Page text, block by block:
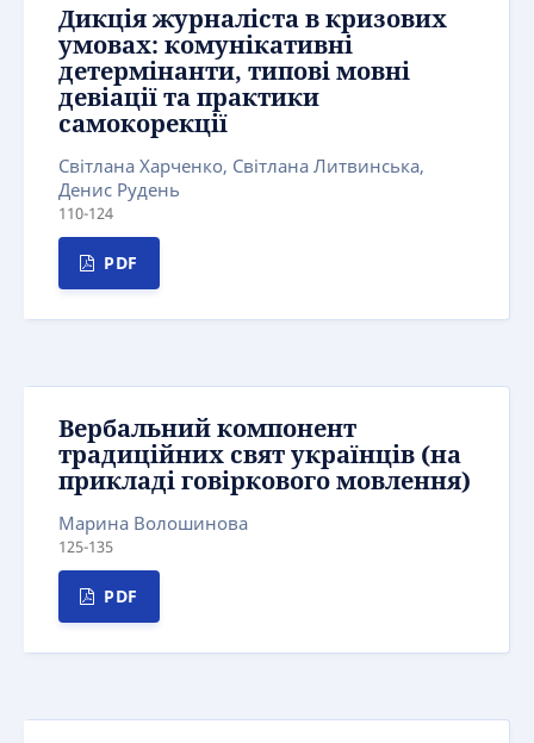
Дикція журналіста в кризових
умовах: комунікативні
детермінанти, типові мовні
девіації та практики
самокорекції
Світлана Харченко, Світлана Литвинська,
Денис Рудень
110-124
PDF
Вербальний компонент
традиційних свят українців (на
прикладі говіркового мовлення)
Марина Волошинова
125-135
PDF